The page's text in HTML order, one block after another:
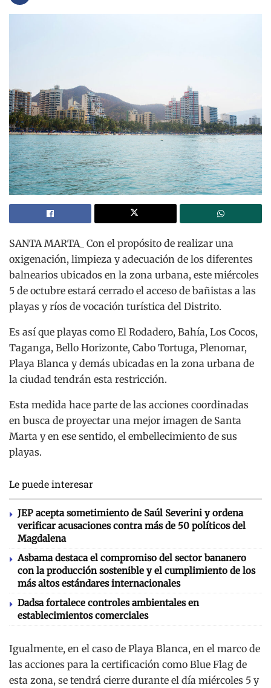
SANTA MARTA_ Con el propósito de realizar una
oxigenación, limpieza y adecuación de los diferentes
balnearios ubicados en la zona urbana, este miércoles
5 de octubre estará cerrado el acceso de bañistas a las
playas y ríos de vocación turística del Distrito.
Es así que playas como El Rodadero, Bahía, Los Cocos,
Taganga, Bello Horizonte, Cabo Tortuga, Plenomar,
Playa Blanca y demás ubicadas en la zona urbana de
la ciudad tendrán esta restricción.
Esta medida hace parte de las acciones coordinadas
en busca de proyectar una mejor imagen de Santa
Marta y en ese sentido, el embellecimiento de sus
playas.
Le puede interesar
JEP acepta sometimiento de Saúl Severini y ordena
verificar acusaciones contra más de 50 políticos del
Magdalena
Asbama destaca el compromiso del sector bananero
con la producción sostenible y el cumplimiento de los
más altos estándares internacionales
Dadsa fortalece controles ambientales en
establecimientos comerciales
Igualmente, en el caso de Playa Blanca, en el marco de
las acciones para la certificación como Blue Flag de
esta zona, se tendrá cierre durante el día miércoles 5 y